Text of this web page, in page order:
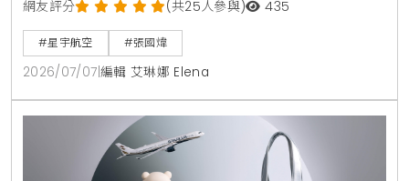
部交機，並將飛機駕駛回台。機身採用特殊雲母塗料呈
現液態金屬質感，機腹更巧妙融入機械鯊魚設計。1比
200限量飛機模型於7月5日起在星宇小舖開賣。
網友評分 (共25人參與) 435
#星宇航空 #張國煒
2026/07/07 編輯 艾琳娜 Elena